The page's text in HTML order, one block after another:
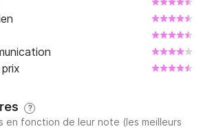
?
en fonction de leur note (les meilleurs